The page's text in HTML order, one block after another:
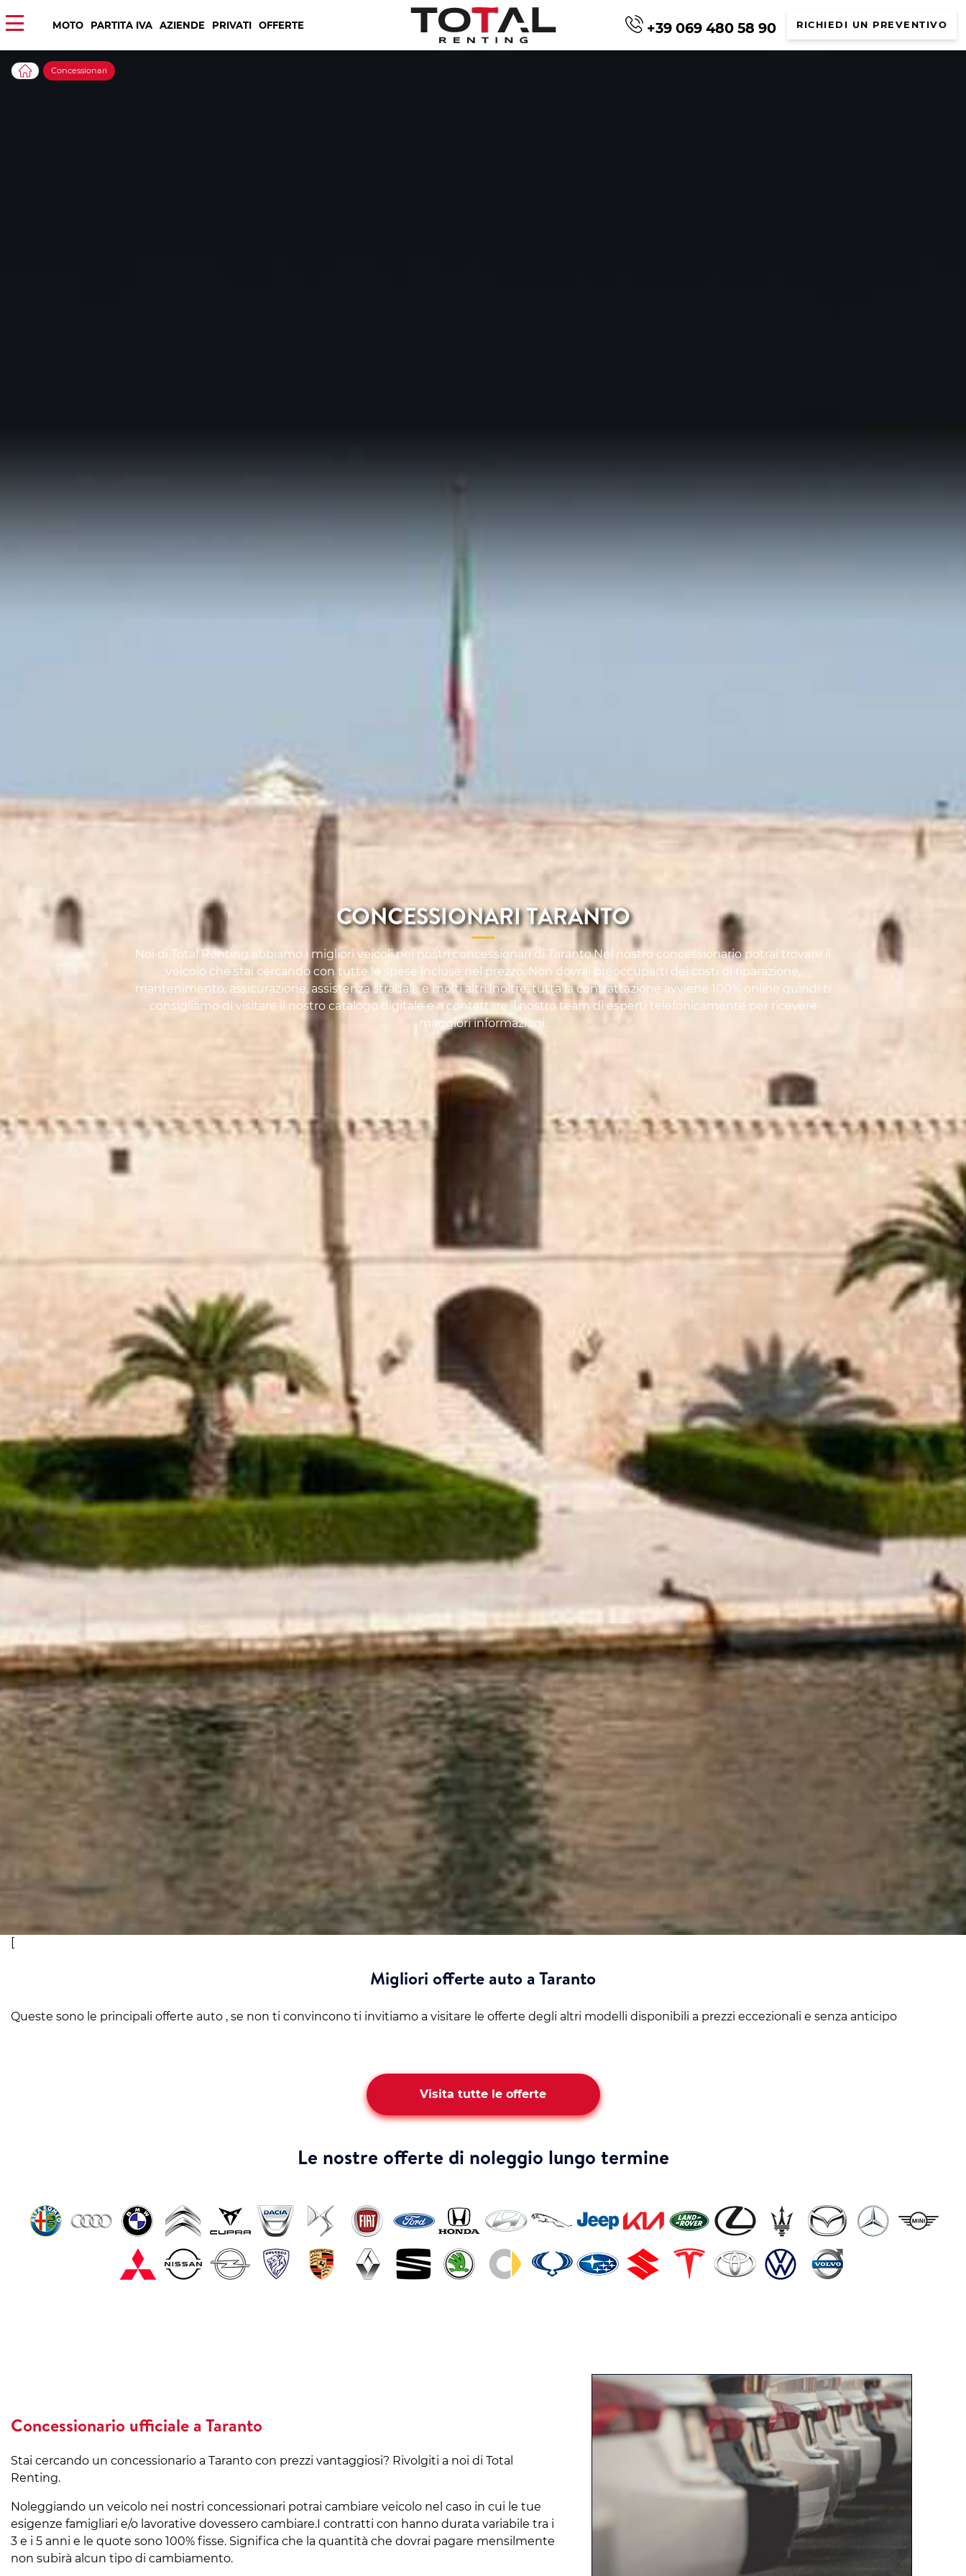
MOTO PARTITA IVA AZIENDE PRIVATI OFFERTE +39 069 480 58 90 RICHIEDI UN PREVENTIVO
Concessionari
CONCESSIONARI TARANTO
Noi di Total Renting abbiamo i migliori veicoli nei nostri concessionari di Taranto.Nel nostro concessionario potrai trovare il
veicolo che stai cercando con tutte le spese incluse nel prezzo. Non dovrai preoccuparti dei costi di riparazione,
mantenimento, assicurazione, assistenza stradale e molti altri.Inoltre, tutta la contrattazione avviene 100% online quindi ti
consigliamo di visitare il nostro catalogo digitale e a contattare il nostro team di esperti telefonicamente per ricevere
maggiori informazioni.
[
Migliori offerte auto a Taranto
Queste sono le principali offerte auto , se non ti convincono ti invitiamo a visitare le offerte degli altri modelli disponibili a prezzi eccezionali e senza anticipo
Visita tutte le offerte
Le nostre offerte di noleggio lungo termine
Concessionario ufficiale a Taranto
Stai cercando un concessionario a Taranto con prezzi vantaggiosi? Rivolgiti a noi di Total
Renting.
Noleggiando un veicolo nei nostri concessionari potrai cambiare veicolo nel caso in cui le tue
esigenze famigliari e/o lavorative dovessero cambiare.I contratti con hanno durata variabile tra i
3 e i 5 anni e le quote sono 100% fisse. Significa che la quantità che dovrai pagare mensilmente
non subirà alcun tipo di cambiamento.